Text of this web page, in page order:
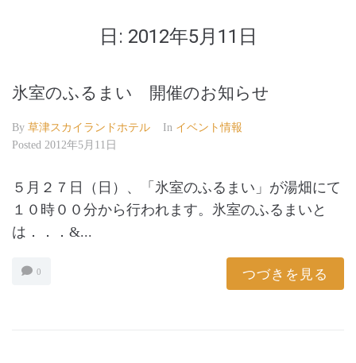
日: 2012年5月11日
氷室のふるまい 開催のお知らせ
By 草津スカイランドホテル In イベント情報
Posted 2012年5月11日
５月２７日（日）、「氷室のふるまい」が湯畑にて
１０時００分から行われます。氷室のふるまいと
は．．．&...
0 つづきを見る